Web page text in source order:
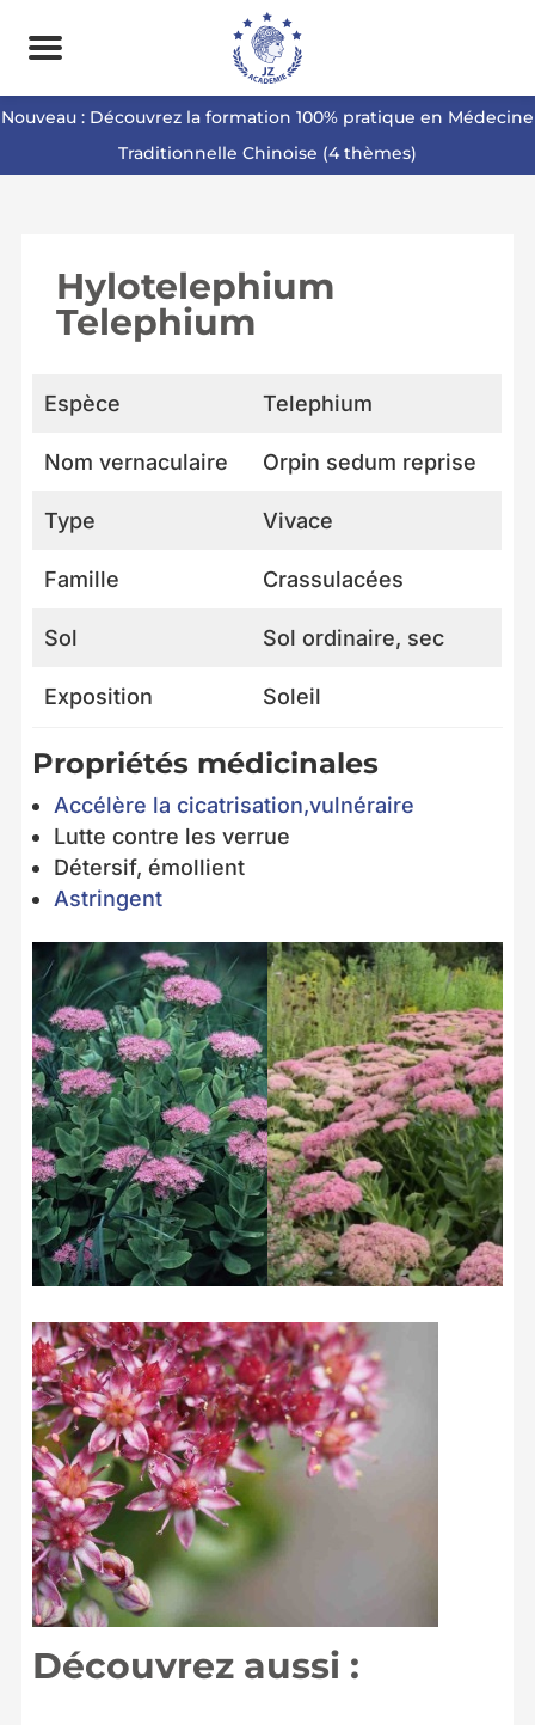
Nouveau : Découvrez la formation 100% pratique en Médecine
Traditionnelle Chinoise (4 thèmes)
Hylotelephium
Telephium
Espèce Telephium
Nom vernaculaire Orpin sedum reprise
Type Vivace
Famille Crassulacées
Sol Sol ordinaire, sec
Exposition Soleil
Propriétés médicinales
Accélère la cicatrisation,vulnéraire
Lutte contre les verrue
Détersif, émollient
Astringent
Découvrez aussi :